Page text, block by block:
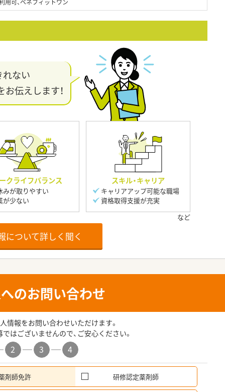
用可、ベネフィットワン
ない
お伝えします！
クライフバランス
みが取りやすい
が少ない
スキル・キャリア
キャリアアップ可能な職場
資格取得支援が充実
について詳しく聞く
のお問い合わせ
情報をお問い合わせいただけます。
はございませんので、ご安心ください。
2 3 4
剤師免許 研修認定薬剤師